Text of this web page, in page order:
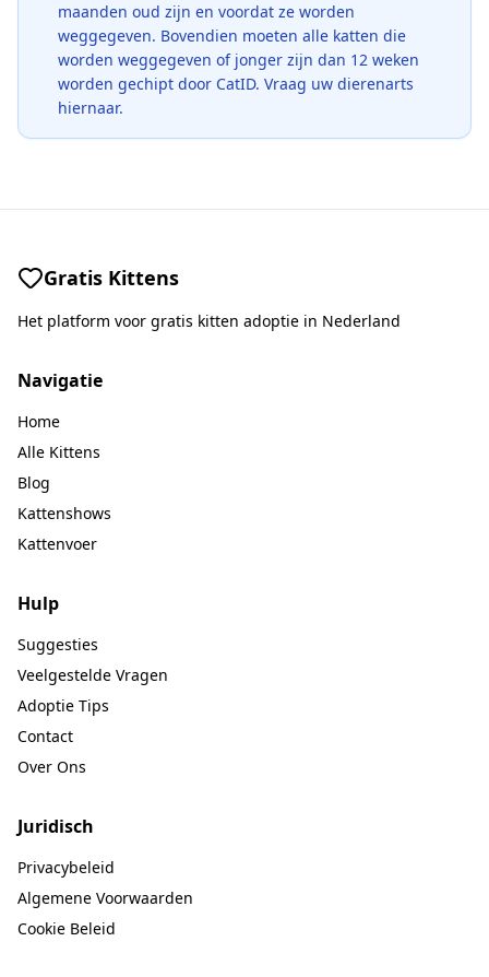
maanden oud zijn en voordat ze worden
weggegeven. Bovendien moeten alle katten die
worden weggegeven of jonger zijn dan 12 weken
worden gechipt door CatID. Vraag uw dierenarts
hiernaar.
Gratis Kittens
Het platform voor gratis kitten adoptie in Nederland
Navigatie
Home
Alle Kittens
Blog
Kattenshows
Kattenvoer
Hulp
Suggesties
Veelgestelde Vragen
Adoptie Tips
Contact
Over Ons
Juridisch
Privacybeleid
Algemene Voorwaarden
Cookie Beleid